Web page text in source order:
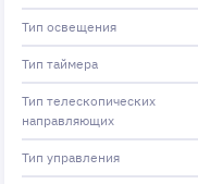
Тип освещения
Тип таймера
Тип телескопических
направляющих
Тип управления